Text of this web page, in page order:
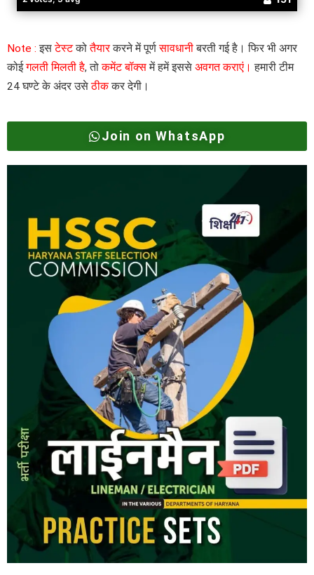
Note : इसटेस्टकोतैयारकरने में पूर्णसावधानीबरती गई है। फिर भी अगर
कोईगलती मिलती है, तोकमेंट बॉक्समें हमें इससे अवगत कराएं। हमारी टीम
24 घण्टे के अंदर उसेठीककर देगी।
Join on WhatsApp